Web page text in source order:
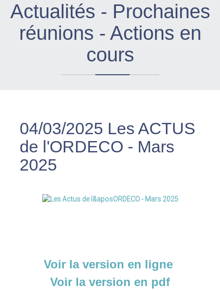
Actualités - Prochaines
réunions - Actions en
cours
04/03/2025 Les ACTUS
de l'ORDECO - Mars
2025
Voir la version en ligne
Voir la version en pdf